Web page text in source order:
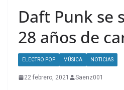
Daft Punk se
28 años de
ELECTRO POP MÚSICA NOTICIAS
22 febrero, 2021 Saenz001